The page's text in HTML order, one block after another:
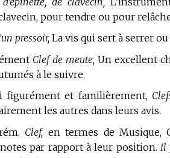
pour tendre ou pour
pressoir, La vis qui sert à serrer
Clef de meute, Un excellent
à le suivre.
figurément et familièrement,
les autres dans leurs avis.
Clef, entermes de Musique,
par rapport à leur position.Il